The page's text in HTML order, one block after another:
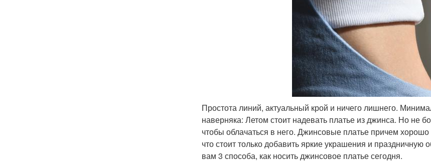
Простота линий, актуальный крой и ничего лишнего.
наверняка: Летом стоит надевать платье из джинса. Но не
чтобы облачаться в него. Джинсовые платье причем
что стоит только добавить яркие украшения и
вам 3 способа, как носить джинсовое платье сегодня.